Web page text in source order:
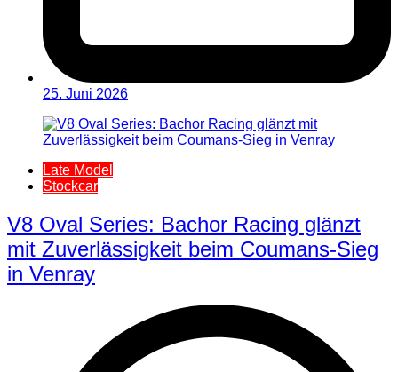
25. Juni 2026
Late Model
Stockcar
V8 Oval Series: Bachor Racing glänzt
mit Zuverlässigkeit beim Coumans-Sieg
in Venray